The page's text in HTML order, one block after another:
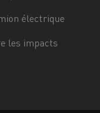
électrique
les impacts